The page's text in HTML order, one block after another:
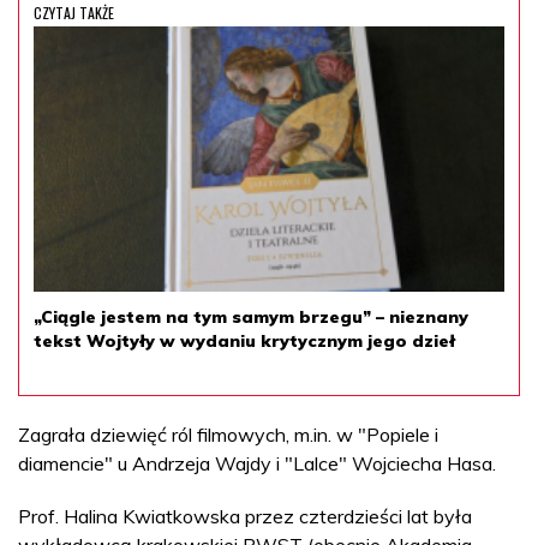
CZYTAJ TAKŻE
„Ciągle jestem na tym samym brzegu” – nieznany
tekst Wojtyły w wydaniu krytycznym jego dzieł
Zagrała dziewięć ról filmowych, m.in. w "Popiele i
diamencie" u Andrzeja Wajdy i "Lalce" Wojciecha Hasa.
Prof. Halina Kwiatkowska przez czterdzieści lat była